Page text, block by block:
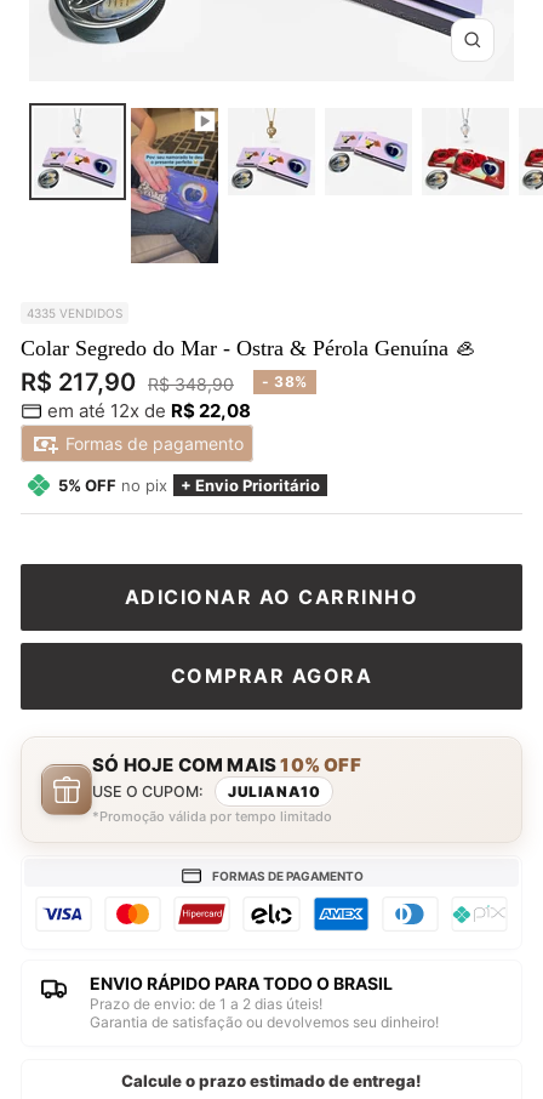
Zoom
4335 VENDIDOS
Colar Segredo do Mar - Ostra & Pérola Genuína 🦪
Preço
promocional
R$ 217,90 Preço
normal
R$ 348,90 - 38%
em até 12x de R$ 22,08
Formas de pagamento
5% OFF no pix + Envio Prioritário
ADICIONAR AO CARRINHO
COMPRAR AGORA
SÓ HOJE COM MAIS10% OFF
USE O CUPOM: JULIANA10
*Promoção válida por tempo limitado
FORMAS DE PAGAMENTO
ENVIO RÁPIDO PARA TODO O BRASIL
Prazo de envio: de 1 a 2 dias úteis!
Garantia de satisfação ou devolvemos seu dinheiro!
Calcule o prazo estimado de entrega!